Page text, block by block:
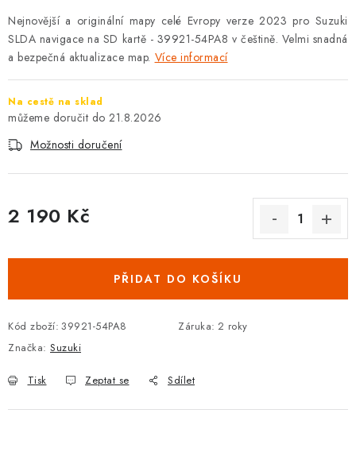
SEAT
ŠKODA
TOYOTA
Nejnovější a originální mapy celé Evropy verze 2023 pro Suzuki
SLDA navigace na SD kartě - 39921-54PA8 v češtině. Velmi snadná
a bezpečná aktualizace map. Více informací
Na cestě na sklad
21.8.2026
Možnosti doručení
2 190 Kč
PŘIDAT DO KOŠÍKU
Kód zboží: 39921-54PA8 Záruka: 2 roky
Značka: Suzuki
Tisk Zeptat se Sdílet